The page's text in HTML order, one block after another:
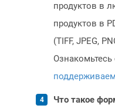
продуктов в
продуктов в
(TIFF, JPEG,
Что такое